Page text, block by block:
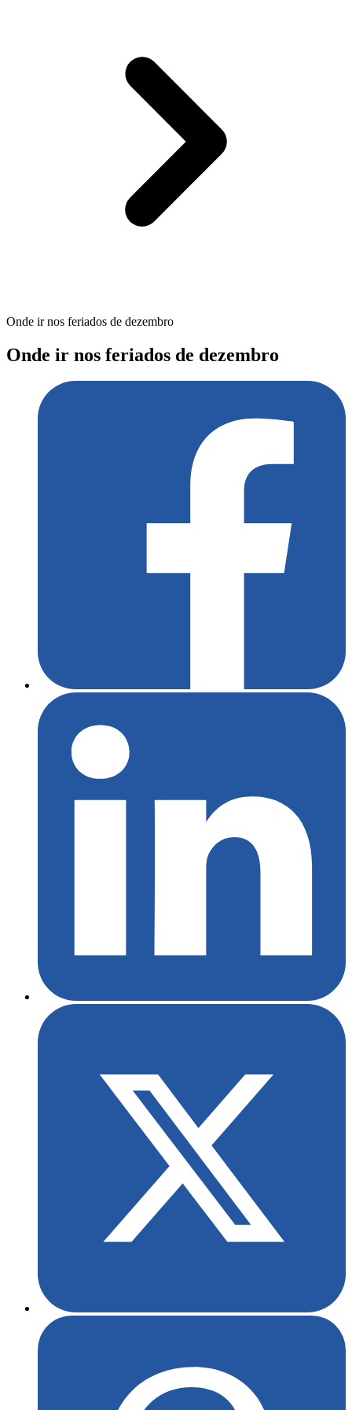
Onde ir nos feriados de dezembro
Onde ir nos feriados de dezembro